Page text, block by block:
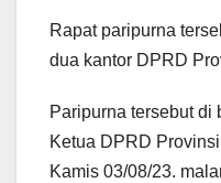
Rapat paripurna
dua kantor DPRD
Paripurna tersebut di
Ketua DPRD
Kamis 03/08/23.